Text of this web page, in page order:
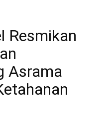
Resmikan
Asrama